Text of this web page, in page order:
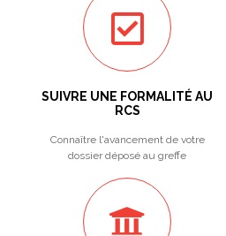
SUIVRE UNE FORMALITÉ AU
RCS
Connaître l'avancement de votre
dossier déposé au greffe